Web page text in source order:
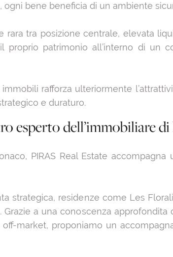
bene beneficia di un ambiente
rara tra posizione centrale, elevata
proprio patrimonio all’interno di un
rafforza ulteriormente
e duraturo.
esperto dell’immobiliare
PIRAS Real Estate
strategica, residenze come Les
a una conoscenza
market, proponiamo un